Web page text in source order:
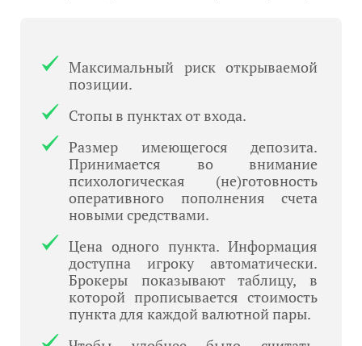
Максимальный риск открываемой
позиции.
Стопы в пунктах от входа.
Размер имеющегося депозита.
Принимается во внимание
психологическая (не)готовность
оперативного пополнения счета
новыми средствами.
Цена одного пункта. Информация
доступна игроку автоматически.
Брокеры показывают таблицу, в
которой прописывается стоимость
пункта для каждой валютной пары.